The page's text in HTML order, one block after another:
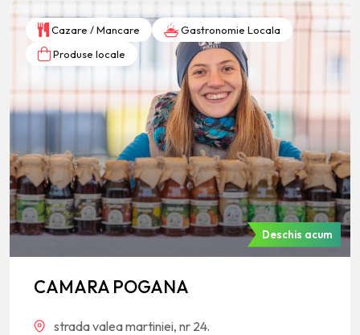
Cazare / Mancare
Gastronomie Locala
Produse locale
Deschis acum
CAMARA POGANA
strada valea martiniei, nr 24.